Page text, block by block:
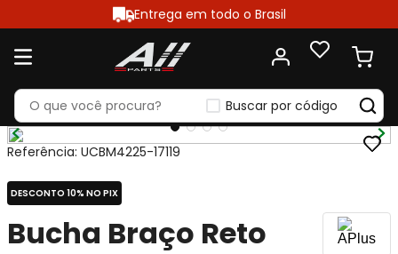
Entrega em todo o Brasil
Buscar por código
Referência: UCBM4225-17119
DESCONTO 10% NO PIX
Bucha Braço Reto